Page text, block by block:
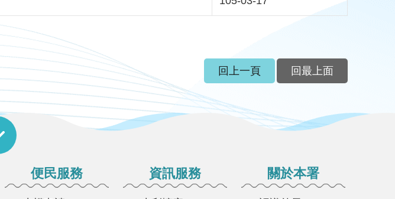
回上一頁 回最上面
便民服務 資訊服務 關於本署